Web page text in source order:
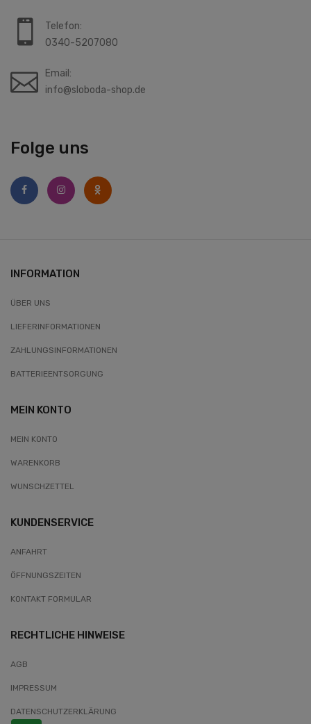
Folge uns
Telefon:
0340-5207080
Email:
info@sloboda-shop.de
INFORMATION
ÜBER UNS
LIEFERINFORMATIONEN
ZAHLUNGSINFORMATIONEN
BATTERIEENTSORGUNG
MEIN KONTO
MEIN KONTO
WARENKORB
WUNSCHZETTEL
KUNDENSERVICE
ANFAHRT
ÖFFNUNGSZEITEN
KONTAKT FORMULAR
RECHTLICHE HINWEISE
AGB
IMPRESSUM
DATENSCHUTZERKLÄRUNG